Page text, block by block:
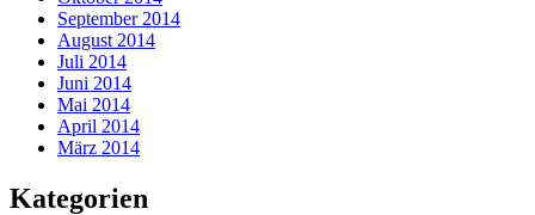
September 2014
August 2014
Juli 2014
Juni 2014
Mai 2014
April 2014
März 2014
Kategorien